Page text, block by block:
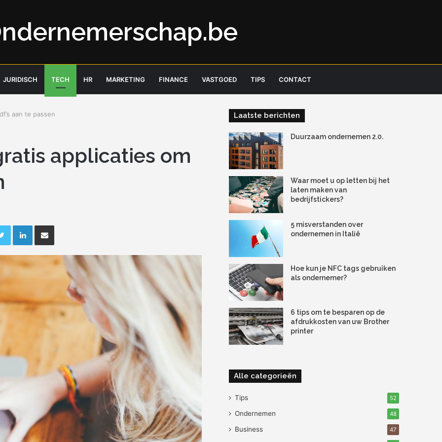
JURIDISCH TECH HR MARKETING FINANCE VASTGOED TIPS CONTACT
aan te passen
applicaties om
TwitterLinkedInDeel via e-mail
Laatste berichten
Duurzaam ondernemen 2.0.
Waar moet u op letten bij het
laten maken van
bedrijfstickers?
5 misverstanden over
ondernemen in Italië
Hoe kun je NFC tags gebruiken
als ondernemer?
6 tips om te besparen op de
afdrukkosten van uw Brother
printer
Alle categorieën
Tips 52
Ondernemen 48
Business 47